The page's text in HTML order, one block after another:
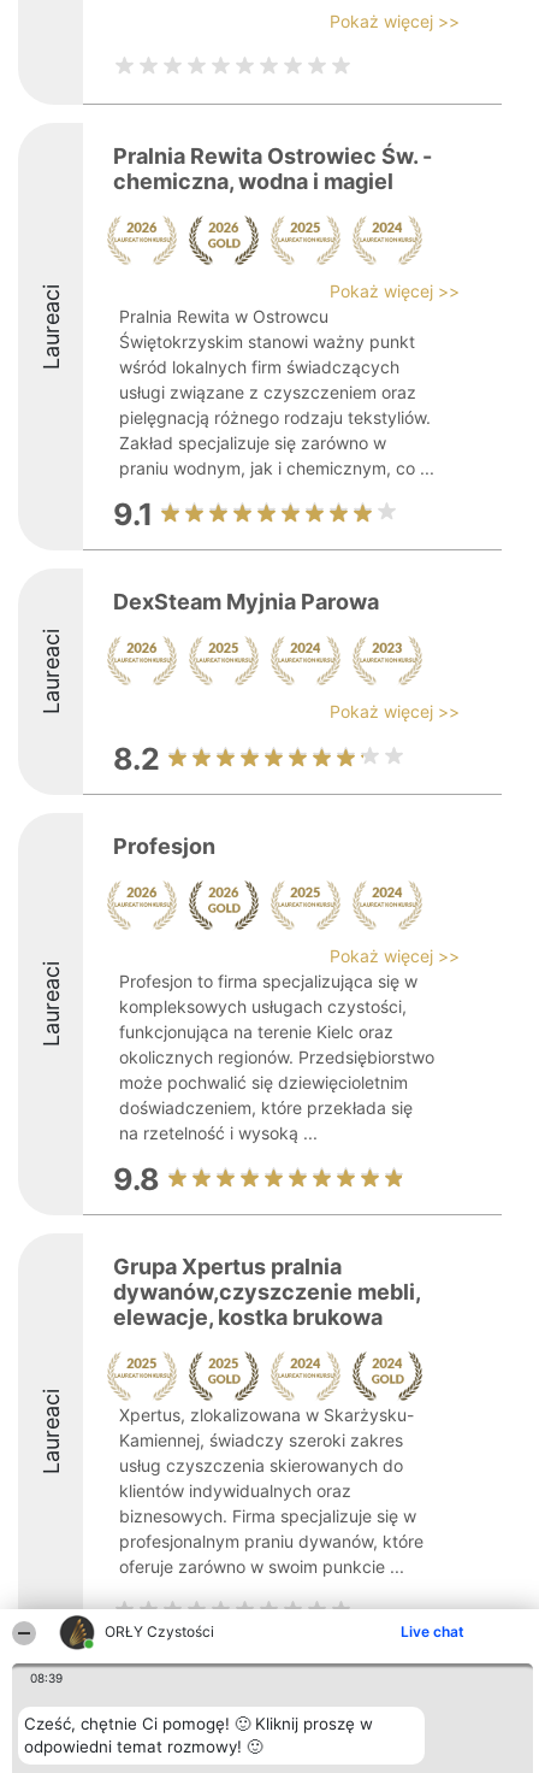
ORŁY Czystości Live chat
08:39
Cześć, chętnie Ci pomogę! 🙂 Kliknij proszę w
odpowiedni temat rozmowy! 🙂
Pokaż więcej >>
Laureaci
Pralnia Rewita Ostrowiec Św. -
chemiczna, wodna i magiel
Pokaż więcej >>
Pralnia Rewita w Ostrowcu
Świętokrzyskim stanowi ważny punkt
wśród lokalnych firm świadczących
usługi związane z czyszczeniem oraz
pielęgnacją różnego rodzaju tekstyliów.
Zakład specjalizuje się zarówno w
praniu wodnym, jak i chemicznym, co ...
9.1
Laureaci
DexSteam Myjnia Parowa
Pokaż więcej >>
8.2
Laureaci
Profesjon
Pokaż więcej >>
Profesjon to firma specjalizująca się w
kompleksowych usługach czystości,
funkcjonująca na terenie Kielc oraz
okolicznych regionów. Przedsiębiorstwo
może pochwalić się dziewięcioletnim
doświadczeniem, które przekłada się
na rzetelność i wysoką ...
9.8
Laureaci
Grupa Xpertus pralnia
dywanów,czyszczenie mebli,
elewacje, kostka brukowa
Xpertus, zlokalizowana w Skarżysku-
Kamiennej, świadczy szeroki zakres
usług czyszczenia skierowanych do
klientów indywidualnych oraz
biznesowych. Firma specjalizuje się w
profesjonalnym praniu dywanów, które
oferuje zarówno w swoim punkcie ...
Bright Side Solutions sp. z o.
o. sp. k.
ul. Ruska 22
Wrocław 50-079
Laureaci
Lista
wszystkich
Laureatów